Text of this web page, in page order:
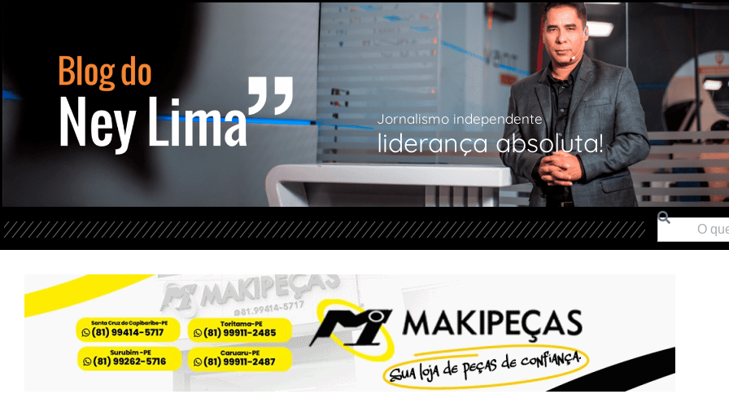
Jornalismo independente
liderança absoluta!